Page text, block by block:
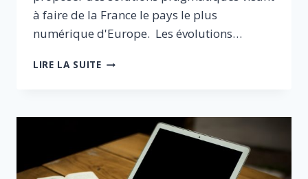
à faire de la France le pays le plus
numérique d'Europe. Les évolutions…
LIRE LA SUITELE
RÉVOLUTION
POUR
NOTRE
SOCIÉTÉ,